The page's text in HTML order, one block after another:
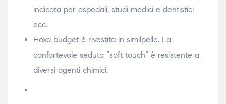
indicata per ospedali, studi medici e dentistici
ecc.
Hoxa budget è rivestita in similpelle. La
confortevole seduta “soft touch” è resistente a
diversi agenti chimici.